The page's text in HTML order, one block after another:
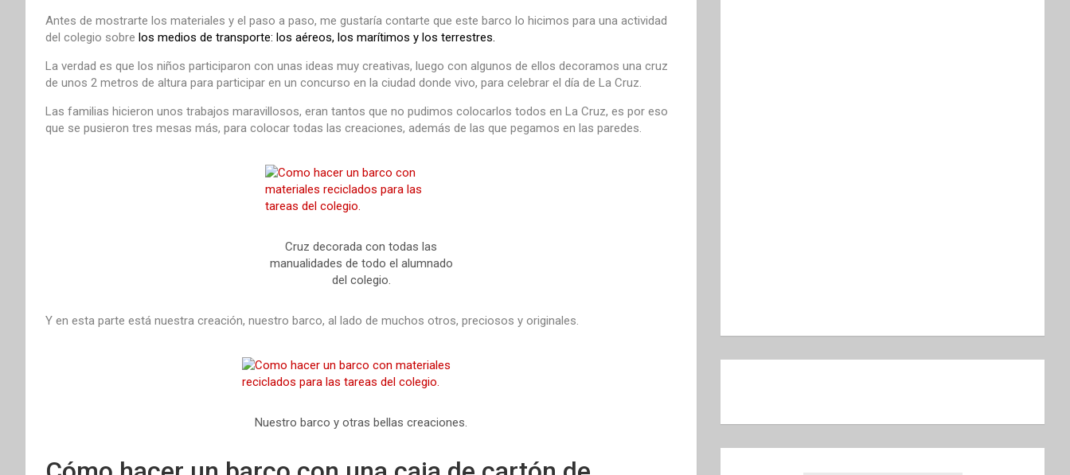
Antes de mostrarte los materiales y el paso a paso, me gustaría contarte que este barco lo hicimos para una actividad
del colegio sobre los medios de transporte: los aéreos, los marítimos y los terrestres.
La verdad es que los niños participaron con unas ideas muy creativas, luego con algunos de ellos decoramos una cruz
de unos 2 metros de altura para participar en un concurso en la ciudad donde vivo, para celebrar el día de La Cruz.
Las familias hicieron unos trabajos maravillosos, eran tantos que no pudimos colocarlos todos en La Cruz, es por eso
que se pusieron tres mesas más, para colocar todas las creaciones, además de las que pegamos en las paredes.
Cruz decorada con todas las
manualidades de todo el alumnado
del colegio.
Y en esta parte está nuestra creación, nuestro barco, al lado de muchos otros, preciosos y originales.
Nuestro barco y otras bellas creaciones.